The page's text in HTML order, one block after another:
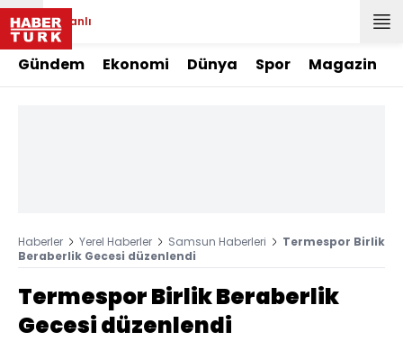
Canlı
Gündem Ekonomi Dünya Spor Magazin
Haberler Yerel Haberler Samsun Haberleri
Termespor Birlik
Beraberlik Gecesi düzenlendi
Termespor Birlik Beraberlik
Gecesi düzenlendi